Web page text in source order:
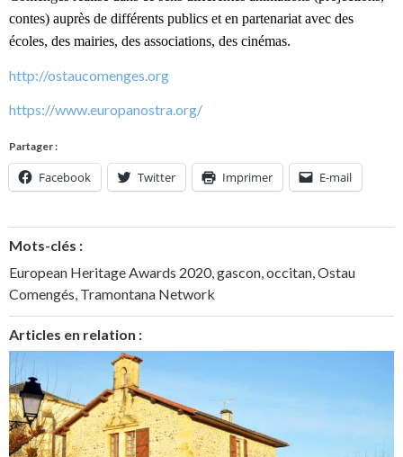
contes) auprès de différents publics et en partenariat avec des
écoles, des mairies, des associations, des cinémas.
http://ostaucomenges.org
https://www.europanostra.org/
Partager :
Facebook Twitter Imprimer E-mail
Mots-clés :
European Heritage Awards 2020,gascon,occitan,Ostau
Comengés, Tramontana Network
Articles en relation :